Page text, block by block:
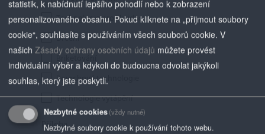
Technologie pro likvidaci
Drcení
Briketování
Povrchová technologie
Technologie vytápění
Příloha
statistik, k nabídnutí lepšího pohodlí nebo k zobrazení
personalizovaného obsahu. Pokud kliknete na „přijmout soubory
cookie“, souhlasíte s používáním všech souborů cookie. V
našich Zásady ochrany osobních údajů můžete provést
individuální výběr a kdykoli do budoucna odvolat jakýkoli
souhlas, který jste poskytli.
Nezbytné cookies(vždy nutné)
Nezbytné soubory cookie k používání tohoto webu.